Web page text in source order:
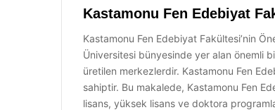
Kastamonu Fen Edebiyat
Kastamonu Fen Edebiyat Fakültesi’nin
Üniversitesi bünyesinde yer alan önemli
üretilen merkezlerdir. Kastamonu Fen
sahiptir. Bu makalede, Kastamonu Fen
lisans, yüksek lisans ve doktora